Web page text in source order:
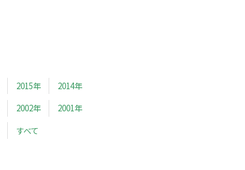
2015年
2014年
2002年
2001年
すべて